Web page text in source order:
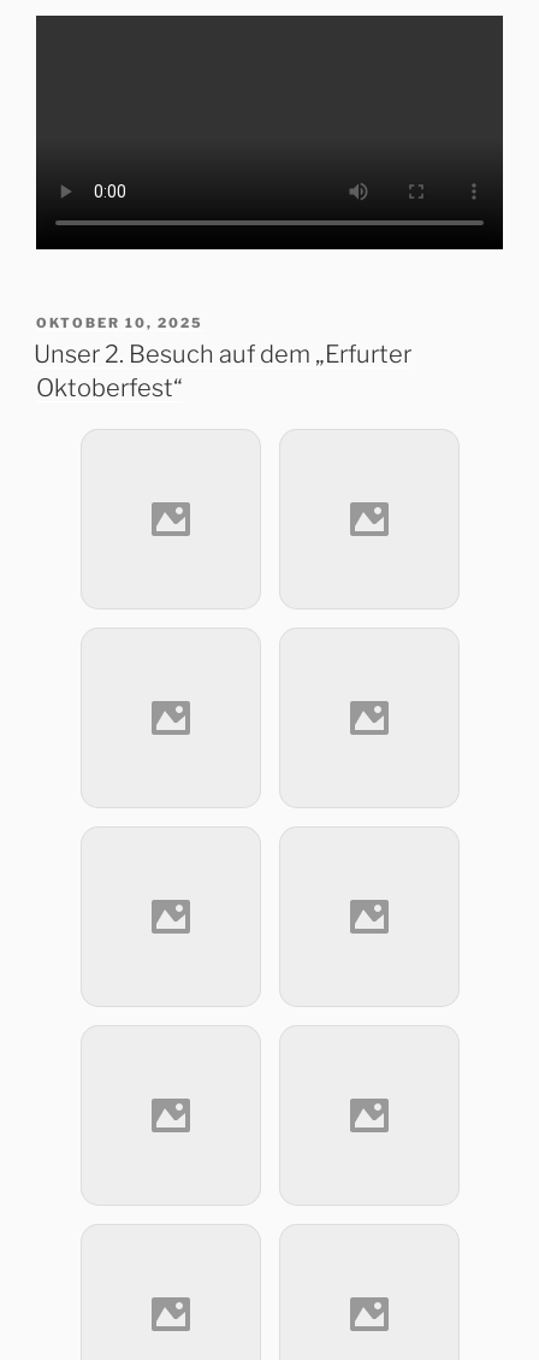
VERÖFFENTLICHT
AM
OKTOBER 10, 2025
Unser 2. Besuch auf dem „Erfurter
Oktoberfest“